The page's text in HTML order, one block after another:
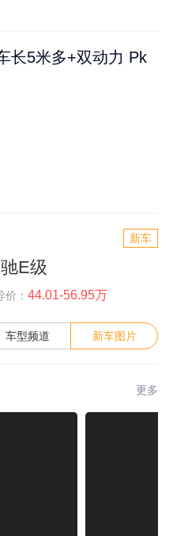
长5米多+双动力 Pk
新车
E级
价： 44.01-56.95万
车型频道 新车图片
更多